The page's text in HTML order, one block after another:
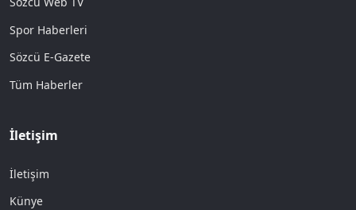
Spor Haberleri
Sözcü E-Gazete
Tüm Haberler
İletişim
İletişim
Künye